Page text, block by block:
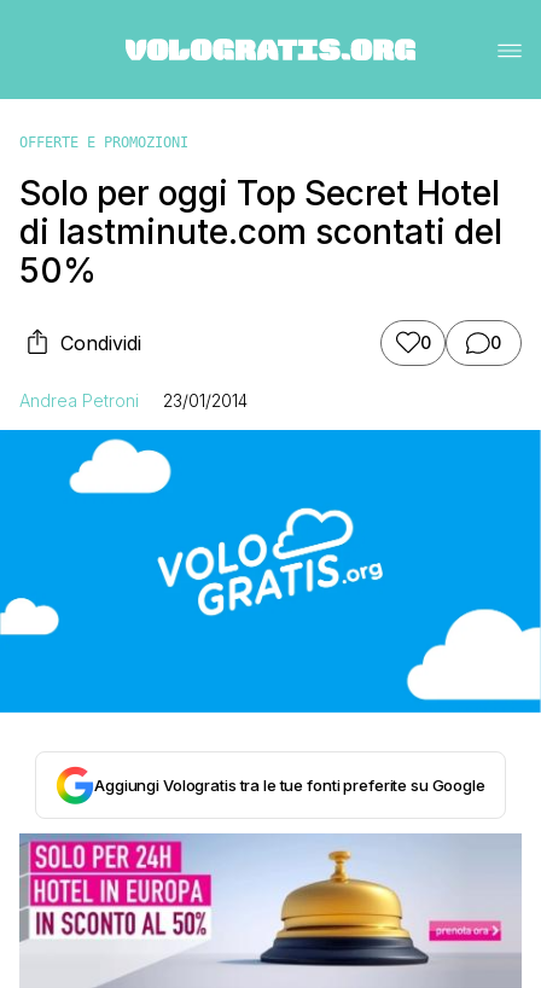
OFFERTE E PROMOZIONI
Solo per oggi Top Secret Hotel
di lastminute.com scontati del
50%
Condividi 0 0
Andrea Petroni 23/01/2014
Aggiungi Vologratis tra le tue fonti preferite su Google